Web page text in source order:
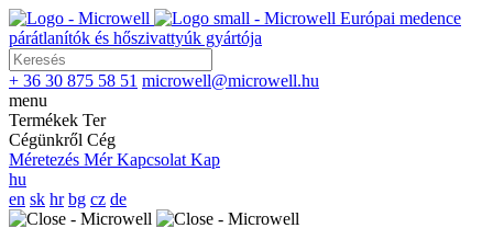
Európai medence
párátlanítók és hőszivattyúk gyártója
+ 36 30 875 58 51 microwell@microwell.hu
menu
Termékek Ter
Cégünkről Cég
Méretezés Mér Kapcsolat Kap
hu
en sk hr bg cz de